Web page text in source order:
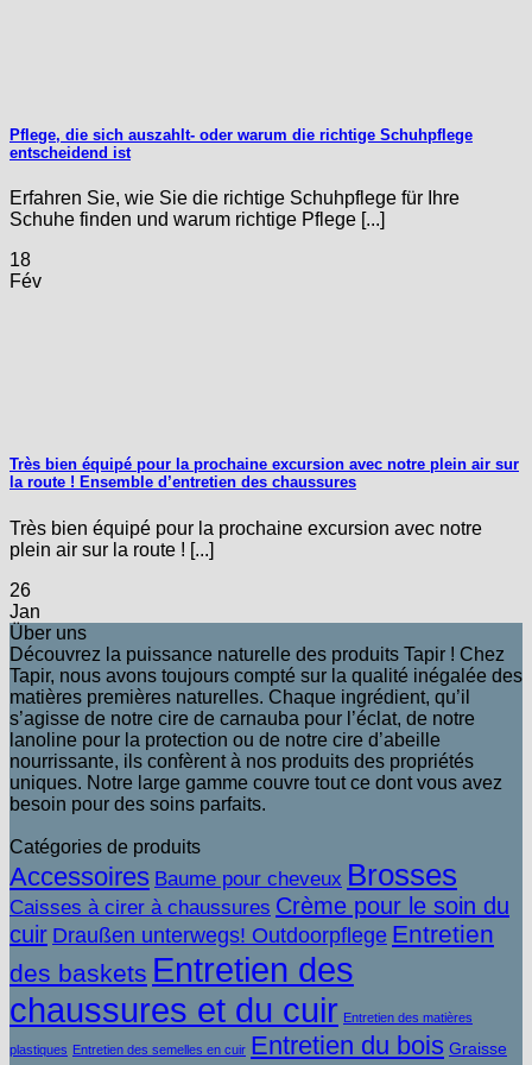
Pflege, die sich auszahlt- oder warum die richtige Schuhpflege
entscheidend ist
Erfahren Sie, wie Sie die richtige Schuhpflege für Ihre
Schuhe finden und warum richtige Pflege [...]
18
Fév
Très bien équipé pour la prochaine excursion avec notre plein air sur
la route ! Ensemble d’entretien des chaussures
Très bien équipé pour la prochaine excursion avec notre
plein air sur la route ! [...]
26
Jan
Über uns
Découvrez la puissance naturelle des produits Tapir ! Chez
Tapir, nous avons toujours compté sur la qualité inégalée des
matières premières naturelles. Chaque ingrédient, qu’il
s’agisse de notre cire de carnauba pour l’éclat, de notre
lanoline pour la protection ou de notre cire d’abeille
nourrissante, ils confèrent à nos produits des propriétés
uniques. Notre large gamme couvre tout ce dont vous avez
besoin pour des soins parfaits.
Catégories de produits
Accessoires Baume pour cheveux Brosses
Caisses à cirer à chaussures Crème pour le soin du
cuir Draußen unterwegs! Outdoorpflege Entretien
des baskets Entretien des
chaussures et du cuir Entretien des matières
plastiques Entretien des semelles en cuir Entretien du bois Graisse